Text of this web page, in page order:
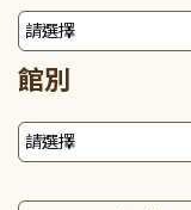
館別